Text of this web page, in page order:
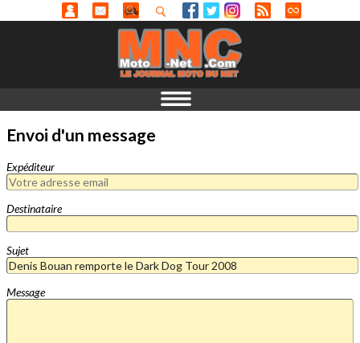
Envoi d'un message
Expéditeur
Destinataire
Sujet
Message